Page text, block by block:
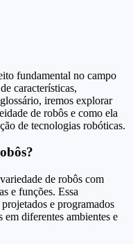
fundamental no campo
características,
iremos explorar
de robôs e como ela
de tecnologias robóticas.
de robôs com
e funções. Essa
e programados
em diferentes ambientes e